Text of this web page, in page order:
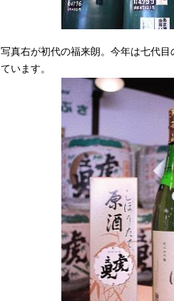
写真右が初代の福来朗。今年は七代
ています。